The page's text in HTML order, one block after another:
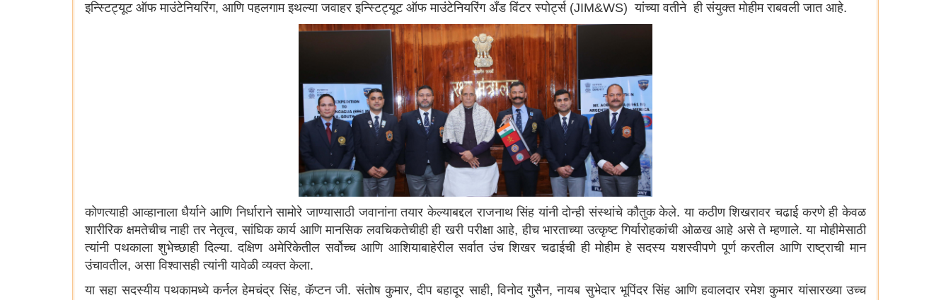
इन्स्टिट्यूट ऑफ माउंटेनियरिंग, आणि पहलगाम इथल्या जवाहर इन्स्टिट्यूट ऑफ माउंटेनियरिंग अँड विंटर स्पोर्ट्स (JIM&WS) यांच्या वतीने ही संयुक्त मोहीम राबवली जात आहे.
कोणत्याही आव्हानाला धैर्याने आणि निर्धाराने सामोरे जाण्यासाठी जवानांना तयार केल्याबद्दल राजनाथ सिंह यांनी दोन्ही संस्थांचे कौतुक केले. या कठीण शिखरावर चढाई करणे ही केवळ
शारीरिक क्षमतेचीच नाही तर नेतृत्व, सांघिक कार्य आणि मानसिक लवचिकतेचीही ही खरी परीक्षा आहे, हीच भारताच्या उत्कृष्ट गिर्यारोहकांची ओळख आहे असे ते म्हणाले. या मोहीमेसाठी
त्यांनी पथकाला शुभेच्छाही दिल्या. दक्षिण अमेरिकेतील सर्वोच्च आणि आशियाबाहेरील सर्वात उंच शिखर चढाईची ही मोहीम हे सदस्य यशस्वीपणे पूर्ण करतील आणि राष्ट्राची मान
उंचावतील, असा विश्वासही त्यांनी यावेळी व्यक्त केला.
या सहा सदस्यीय पथकामध्ये कर्नल हेमचंद्र सिंह, कॅप्टन जी. संतोष कुमार, दीप बहादूर साही, विनोद गुसैन, नायब सुभेदार भूपिंदर सिंह आणि हवालदार रमेश कुमार यांसारख्या उच्च